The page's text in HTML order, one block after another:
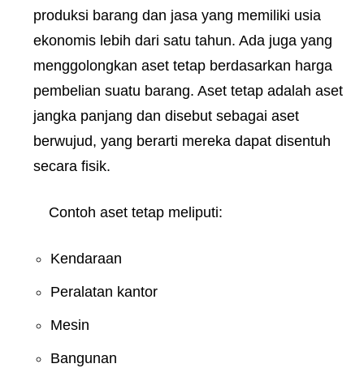
produksi barang dan jasa yang memiliki usia
ekonomis lebih dari satu tahun. Ada juga yang
menggolongkan aset tetap berdasarkan harga
pembelian suatu barang. Aset tetap adalah aset
jangka panjang dan disebut sebagai aset
berwujud, yang berarti mereka dapat disentuh
secara fisik.
Contoh aset tetap meliputi:
Kendaraan
Peralatan kantor
Mesin
Bangunan